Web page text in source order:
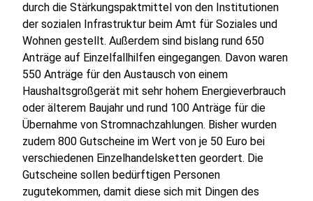
durch die Stärkungspaktmittel von den Institutionen
der sozialen Infrastruktur beim Amt für Soziales und
Wohnen gestellt. Außerdem sind bislang rund 650
Anträge auf Einzelfallhilfen eingegangen. Davon waren
550 Anträge für den Austausch von einem
Haushaltsgroßgerät mit sehr hohem Energieverbrauch
oder älterem Baujahr und rund 100 Anträge für die
Übernahme von Stromnachzahlungen. Bisher wurden
zudem 800 Gutscheine im Wert von je 50 Euro bei
verschiedenen Einzelhandelsketten geordert. Die
Gutscheine sollen bedürftigen Personen
zugutekommen, damit diese sich mit Dingen des